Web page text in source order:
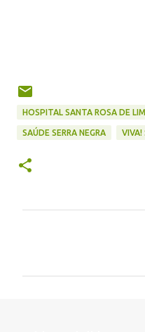
HOSPITAL SANTA ROSA DE
SAÚDE SERRA NEGRA VIVA!